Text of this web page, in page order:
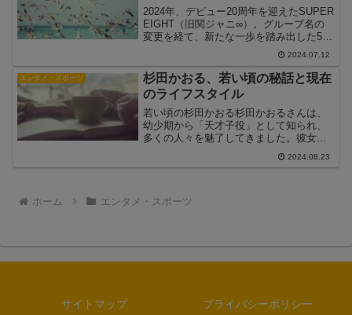
2024年、デビュー20周年を迎えたSUPER
EIGHT（旧関ジャニ∞）。グループ名の
変更を経て、新たな一歩を踏み出した5人
のメンバーたち。本記事では、SUPER
EIGHTの各メンバーの魅力や最新の活動
について詳しく紹介します。メンバー...
2024.07.12
エンタメ・スポーツ
杉田かおる、若い頃の秘話と現在
のライフスタイル
若い頃の杉田かおる杉田かおるさんは、
幼少期から「天才子役」として知られ、
多くの人々を魅了してきました。彼女の
キャリアは、1972年にわずか6歳で舞台デ
ビューを果たしたことから始まります。
2024.08.23
ホーム エンタメ・スポーツ
サイトマップ プライバシーポリシー